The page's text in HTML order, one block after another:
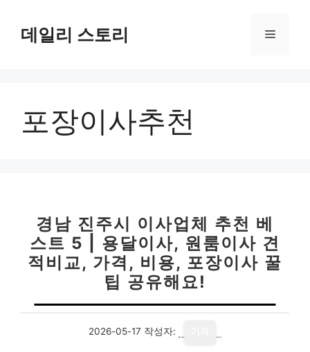
데일리 스토리 메
포장이사추천
경남 진주시 이사업체 추천 베
스트 5 | 용달이사, 원룸이사 견
적비교, 가격, 비용, 포장이사 꿀
팁 공유해요!
2026-05-17 작성자: